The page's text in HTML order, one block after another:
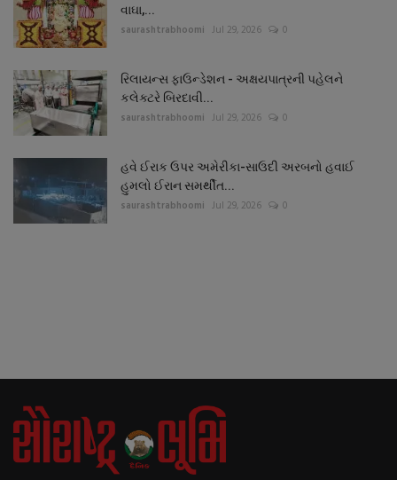
વાઘા,...
saurashtrabhoomi Jul 29, 2026 0
રિલાયન્સ ફાઉન્ડેશન - અક્ષયપાત્રની પહેલને
કલેક્ટરે બિરદાવી...
saurashtrabhoomi Jul 29, 2026 0
હવે ઈરાક ઉપર અમેરીકા-સાઉદી અરબનો હવાઈ
હુમલો ઈરાન સમર્થીત...
saurashtrabhoomi Jul 29, 2026 0